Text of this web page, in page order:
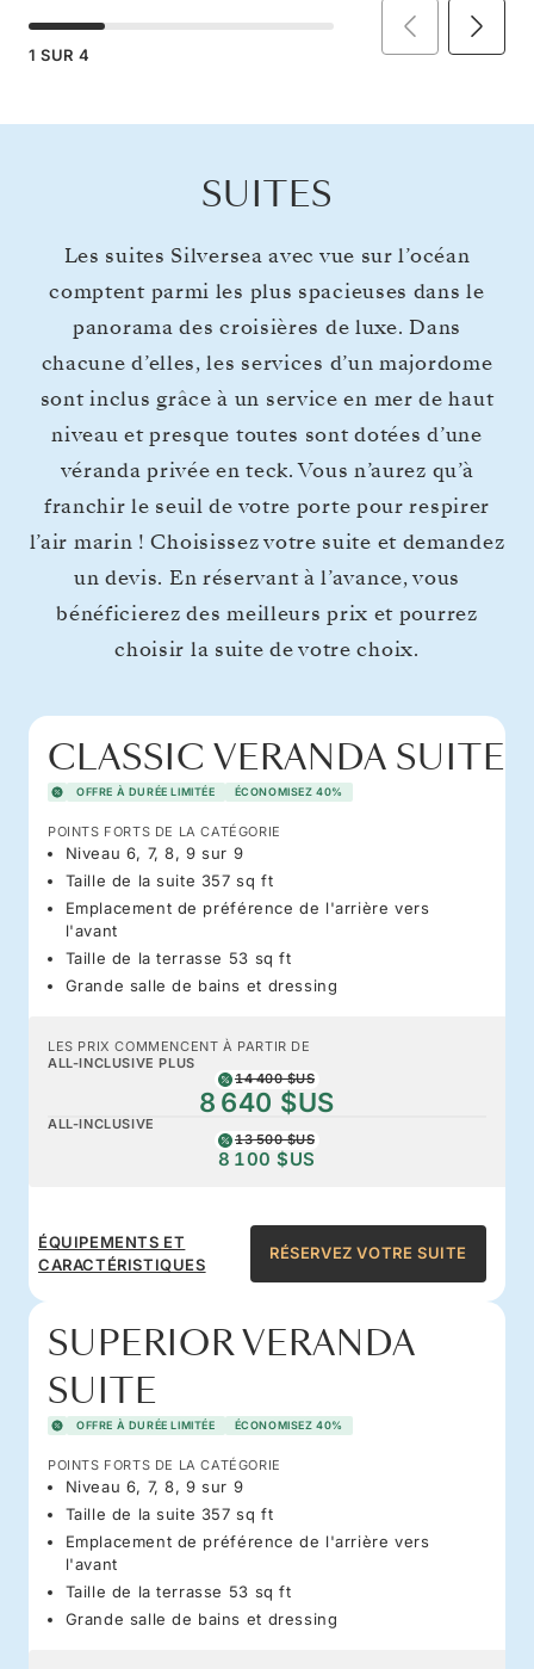
1 SUR 4
SUITES
Les suites Silversea avec vue sur l’océan
comptent parmi les plus spacieuses dans le
panorama des croisières de luxe. Dans
chacune d’elles, les services d’un majordome
sont inclus grâce à un service en mer de haut
niveau et presque toutes sont dotées d’une
véranda privée en teck. Vous n’aurez qu’à
franchir le seuil de votre porte pour respirer
l’air marin ! Choisissez votre suite et demandez
un devis. En réservant à l’avance, vous
bénéficierez des meilleurs prix et pourrez
choisir la suite de votre choix.
CLASSIC VERANDA SUITE
OFFRE À DURÉE LIMITÉE ÉCONOMISEZ 40%
POINTS FORTS DE LA CATÉGORIE
Niveau 6, 7, 8, 9 sur 9
Taille de la suite 357 sq ft
Emplacement de préférence de l'arrière vers
l'avant
Taille de la terrasse 53 sq ft
Grande salle de bains et dressing
LES PRIX COMMENCENT À PARTIR DE
ALL-INCLUSIVE PLUS
14 400 $US
8 640 $US
ALL-INCLUSIVE
13 500 $US
8 100 $US
ÉQUIPEMENTS ET
CARACTÉRISTIQUES
RÉSERVEZ VOTRE SUITE
SUPERIOR VERANDA
SUITE
OFFRE À DURÉE LIMITÉE ÉCONOMISEZ 40%
POINTS FORTS DE LA CATÉGORIE
Niveau 6, 7, 8, 9 sur 9
Taille de la suite 357 sq ft
Emplacement de préférence de l'arrière vers
l'avant
Taille de la terrasse 53 sq ft
Grande salle de bains et dressing